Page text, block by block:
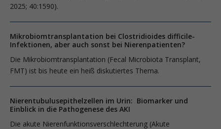
2025; 40:1590).
Mikrobiomtransplantation bei Clostridioides difficile-
Infektionen, aber auch sonst bei Nierenpatienten?
Die Mikrobiomtransplantation (Fecal Microbiota Transplant,
FMT) ist bis heute ein heiß diskutiertes Thema.
Nierentubulusepithelzellen im Urin: Biomarker und
Einblick in die Pathogenese des AKI
Die akute Nierenfunktionsverschlechterung (Akute